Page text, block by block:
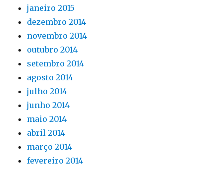
janeiro 2015
dezembro 2014
novembro 2014
outubro 2014
setembro 2014
agosto 2014
julho 2014
junho 2014
maio 2014
abril 2014
março 2014
fevereiro 2014